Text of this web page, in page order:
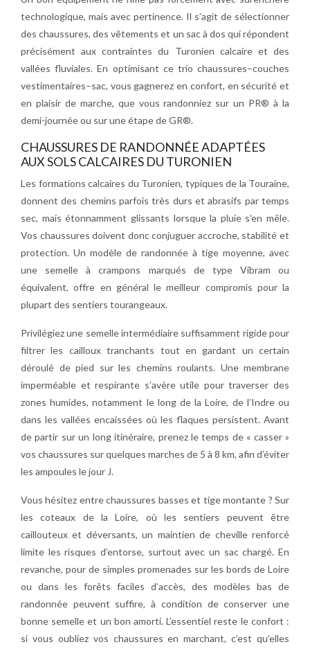
technologique, mais avec pertinence. Il s’agit de sélectionner
des chaussures, des vêtements et un sac à dos qui répondent
précisément aux contraintes du Turonien calcaire et des
vallées fluviales. En optimisant ce trio chaussures–couches
vestimentaires–sac, vous gagnerez en confort, en sécurité et
en plaisir de marche, que vous randonniez sur un PR® à la
demi-journée ou sur une étape de GR®.
CHAUSSURES DE RANDONNÉE ADAPTÉES
AUX SOLS CALCAIRES DU TURONIEN
Les formations calcaires du Turonien, typiques de la Touraine,
donnent des chemins parfois très durs et abrasifs par temps
sec, mais étonnamment glissants lorsque la pluie s’en mêle.
Vos chaussures doivent donc conjuguer accroche, stabilité et
protection. Un modèle de randonnée à tige moyenne, avec
une semelle à crampons marqués de type Vibram ou
équivalent, offre en général le meilleur compromis pour la
plupart des sentiers tourangeaux.
Privilégiez une semelle intermédiaire suffisamment rigide pour
filtrer les cailloux tranchants tout en gardant un certain
déroulé de pied sur les chemins roulants. Une membrane
imperméable et respirante s’avère utile pour traverser des
zones humides, notamment le long de la Loire, de l’Indre ou
dans les vallées encaissées où les flaques persistent. Avant
de partir sur un long itinéraire, prenez le temps de « casser »
vos chaussures sur quelques marches de 5 à 8 km, afin d’éviter
les ampoules le jour J.
Vous hésitez entre chaussures basses et tige montante ? Sur
les coteaux de la Loire, où les sentiers peuvent être
caillouteux et déversants, un maintien de cheville renforcé
limite les risques d’entorse, surtout avec un sac chargé. En
revanche, pour de simples promenades sur les bords de Loire
ou dans les forêts faciles d’accès, des modèles bas de
randonnée peuvent suffire, à condition de conserver une
bonne semelle et un bon amorti. L’essentiel reste le confort :
si vous oubliez vos chaussures en marchant, c’est qu’elles